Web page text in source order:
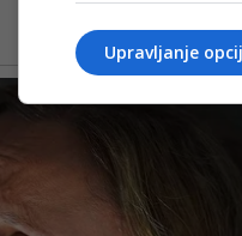
Upravljanje